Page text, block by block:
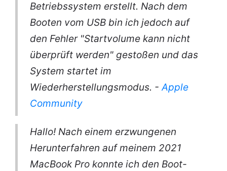
Betriebssystem erstellt. Nach dem
Booten vom USB bin ich jedoch auf
den Fehler "Startvolume kann nicht
überprüft werden" gestoßen und das
System startet im
Wiederherstellungsmodus. -Apple
Community
Hallo! Nach einem erzwungenen
Herunterfahren auf meinem 2021
MacBook Pro konnte ich den Boot-